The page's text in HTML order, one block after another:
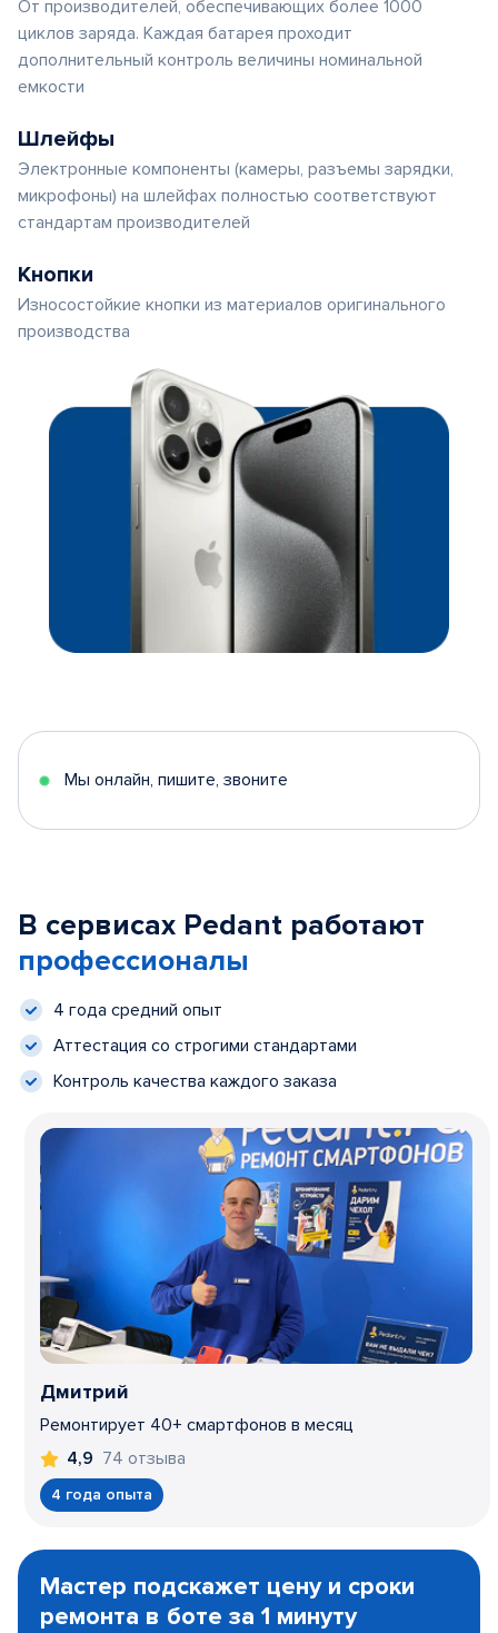
От производителей, обеспечивающих более 1000
циклов заряда. Каждая батарея проходит
дополнительный контроль величины номинальной
емкости
Шлейфы
Электронные компоненты (камеры, разъемы зарядки,
микрофоны) на шлейфах полностью соответствуют
стандартам производителей
Кнопки
Износостойкие кнопки из материалов оригинального
производства
Мы онлайн, пишите, звоните
В сервисах Pedant работают
профессионалы
4 года средний опыт
Аттестация со строгими стандартами
Контроль качества каждого заказа
Дмитрий
Ремонтирует 40+ смартфонов в месяц
4,9 74 отзыва
4 года опыта
1
Мастер подскажет цену и сроки
ремонта в боте за 1 минуту